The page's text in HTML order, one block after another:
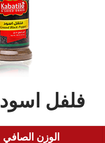
فلفل اسود ١٥٠غم
الوزن الصافي